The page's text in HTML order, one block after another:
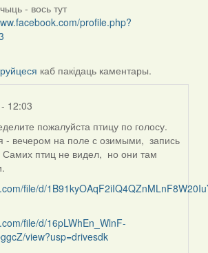
- вось тут
profile.php?
каб пакідаць каментары.
12:03
пожалуйста птицу по голосу.
- вечером на поле с озимыми, запись
птиц не видел, но они там
file/d/
file/d/16pLWhEn_WlnF-
view?usp=drivesdk